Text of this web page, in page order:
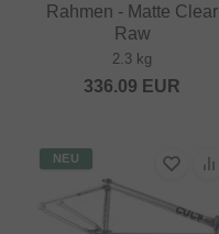
Rahmen - Matte Clear
Raw
2.3 kg
336.09 EUR
NEU